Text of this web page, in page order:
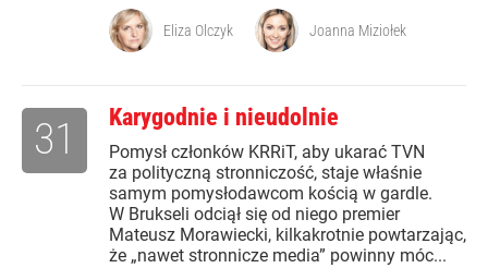
Eliza Olczyk Joanna Miziołek
Karygodnie i nieudolnie
Pomysł członków KRRiT, aby ukarać TVN
za polityczną stronniczość, staje właśnie
samym pomysłodawcom kością w gardle.
W Brukseli odciął się od niego premier
Mateusz Morawiecki, kilkakrotnie powtarzając,
że „nawet stronnicze media” powinny móc...
31